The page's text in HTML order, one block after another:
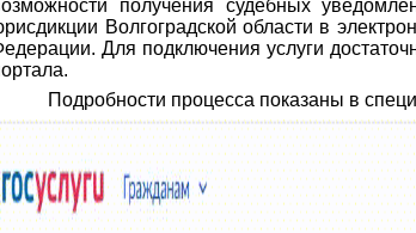
получения судебных
Волгоградской области в
Для подключения услуги
Подробности процесса показаны в